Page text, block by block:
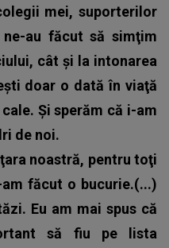
mei, suporterilor
au făcut să simţim
cât şi la intonarea
doar o dată în viaţă
Şi sperăm că i-am
de noi.
noastră, pentru toţi
făcut o bucurie.(...)
Eu am mai spus că
să fiu pe lista